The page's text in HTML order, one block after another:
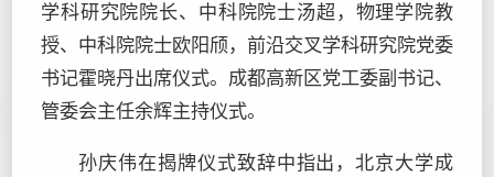
学科研究院院长、中科院院士汤超，物理学院教
授、中科院院士欧阳颀，前沿交叉学科研究院党委
书记霍晓丹出席仪式。成都高新区党工委副书记、
管委会主任余辉主持仪式。
孙庆伟在揭牌仪式致辞中指出，北京大学成